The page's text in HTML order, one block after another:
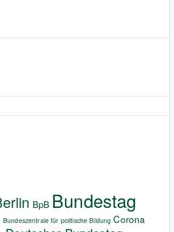
BpB Bundestag
Bundeszentrale für politische Bildung Corona